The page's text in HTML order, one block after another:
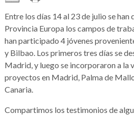
Entre los días 14 al 23 de julio se han
Provincia Europa los campos de
han participado 4 jóvenes
y Bilbao. Los primeros tres días se
Madrid, y luego se incorporaron a la
proyectos en Madrid, Palma de
Canaria.
Compartimos los testimonios de